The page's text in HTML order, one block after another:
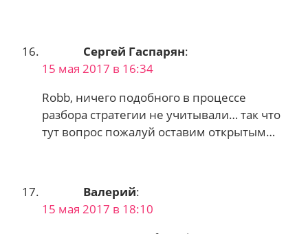
Сергей Гаспарян:
15 мая 2017 в 16:34
Robb, ничего подобного в процессе
разбора стратегии не учитывали… так что
тут вопрос пожалуй оставим открытым…
Валерий:
15 мая 2017 в 18:10